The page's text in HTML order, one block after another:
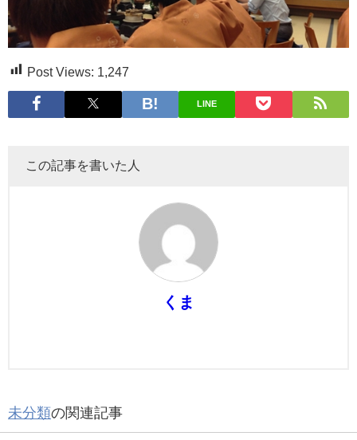
Post Views: 1,247
LINE
この記事を書いた人
くま
未分類の関連記事